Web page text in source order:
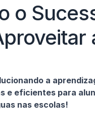
o
a
e eficientes para
nas escolas!